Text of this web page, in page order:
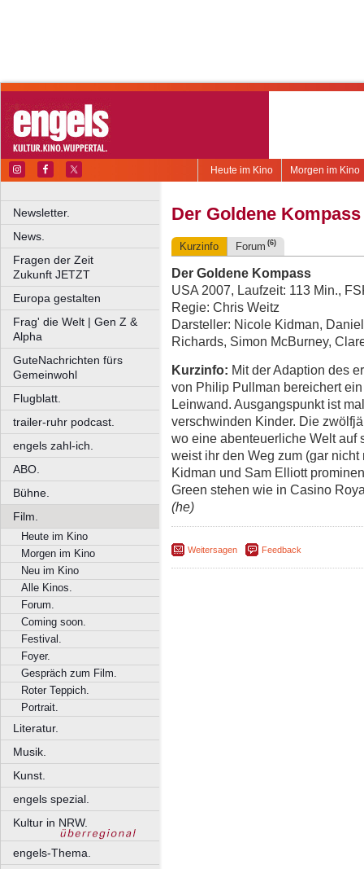
Morgen im Kino
Heute im Kino
Newsletter.
News.
Fragen der Zeit
Zukunft JETZT
Europa gestalten
Frag' die Welt | Gen Z &
Alpha
GuteNachrichten fürs
Gemeinwohl
Flugblatt.
trailer-ruhr podcast.
engels zahl-ich.
ABO.
Bühne.
Film.
Heute im Kino
Morgen im Kino
Neu im Kino
Alle Kinos.
Forum.
Coming soon.
Festival.
Foyer.
Gespräch zum Film.
Roter Teppich.
Portrait.
Literatur.
Musik.
Kunst.
engels spezial.
Kultur in NRW.
engels-Thema.
Der Goldene Kompass
Kurzinfo Forum (6)
Der Goldene Kompass
USA 2007, Laufzeit: 113 Min.,
Regie: Chris Weitz
Darsteller: Nicole Kidman,
Richards, Simon McBurney,
Kurzinfo: Mit der Adaption des
von Philip Pullman bereichert
Leinwand. Ausgangspunkt ist
verschwinden Kinder. Die
wo eine abenteuerliche Welt auf
weist ihr den Weg zum (gar
Kidman und Sam Elliott
Green stehen wie in Casino
(he)
Weitersagen Feedback